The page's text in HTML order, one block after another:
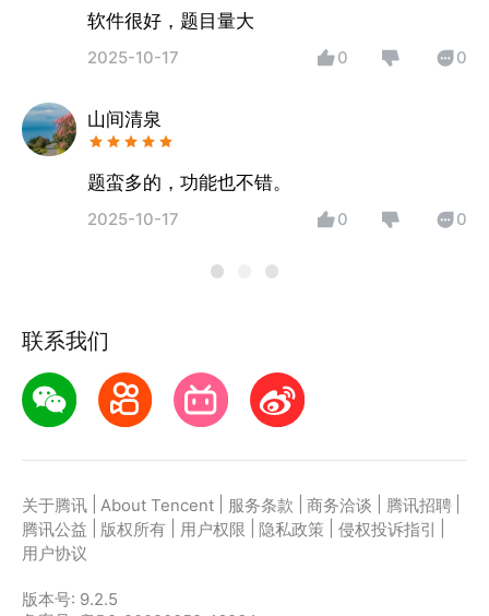
软件很好，题目量大
2025-10-17 0 0
山间清泉
题蛮多的，功能也不错。
2025-10-17 0 0
联系我们
关于腾讯 About Tencent 服务条款 商务洽谈 腾讯招聘
腾讯公益
版权所有 用户权限 隐私政策 侵权投诉指引
用户协议
版本号: 9.2.5